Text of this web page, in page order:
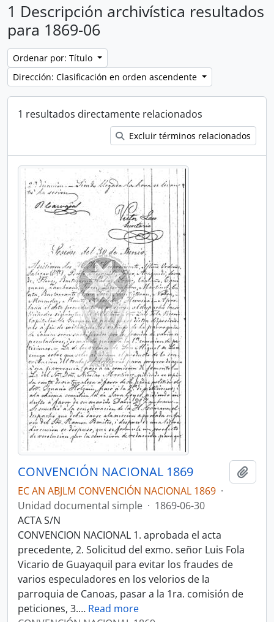
1 Descripción archivística resultados
para 1869-06
Ordenar por: Título
Dirección: Clasificación en orden ascendente
1 resultados directamente relacionados
Excluir términos relacionados
CONVENCIÓN NACIONAL 1869
EC AN ABJLM CONVENCIÓN NACIONAL 1869 ·
Unidad documental simple · 1869-06-30
ACTA S/N
CONVENCION NACIONAL 1. aprobada el acta
precedente, 2. Solicitud del exmo. señor Luis Fola
Vicario de Guayaquil para evitar los fraudes de
varios especuladores en los velorios de la
parroquia de Canoas, pasar a la 1ra. comisión de
peticiones, 3.… Read more